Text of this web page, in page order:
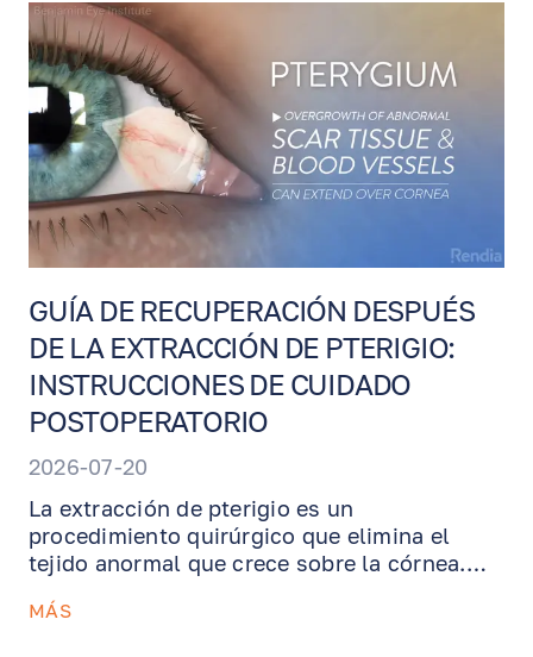
GUÍA DE RECUPERACIÓN DESPUÉS
DE LA EXTRACCIÓN DE PTERIGIO:
INSTRUCCIONES DE CUIDADO
POSTOPERATORIO
2026-07-20
La extracción de pterigio es un
procedimiento quirúrgico que elimina el
tejido anormal que crece sobre la córnea.
autoinjerto conjuntival o injerto de
MÁS